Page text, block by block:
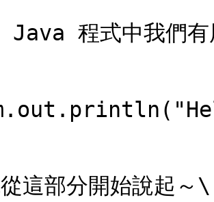
程式中我們
這部分開始說起～\